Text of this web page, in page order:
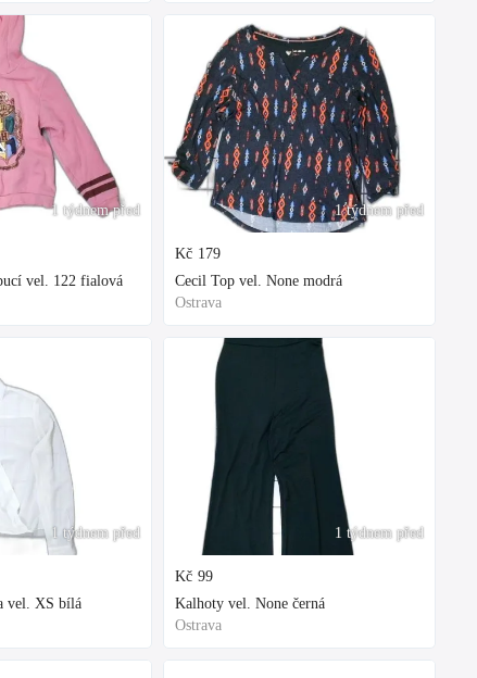
1 týdnem před
vel. 122 fialová
1 týdnem před
vel. XS bílá
1 týdnem před
Kč 179
Cecil Top vel. None modrá
Ostrava
1 týdnem před
Kč 99
Kalhoty vel. None černá
Ostrava